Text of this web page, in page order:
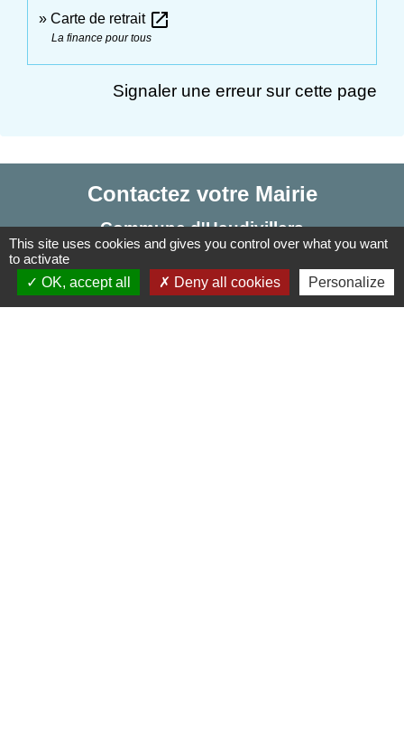
Carte de retrait open_in_new
La finance pour tous
Signaler une erreur sur cette page
Contactez votre Mairie
Commune d'Haudivillers
5, rue de l'Église
60510 Haudivillers - FRANCE
+33 3 44 80 40 34
This site uses cookies and gives you control over what you want
to activate
OK, accept all
Deny all cookies Personalize